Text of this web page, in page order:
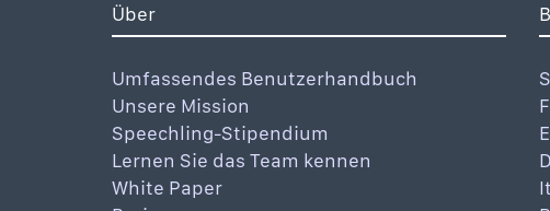
Über
Umfassendes Benutzerhandbuch
Unsere Mission
Speechling-Stipendium
Lernen Sie das Team kennen
White Paper